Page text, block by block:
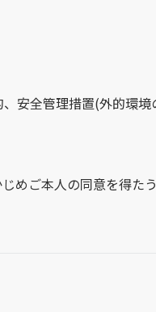
安全管理措置(外的環
ご本人の同意を得た